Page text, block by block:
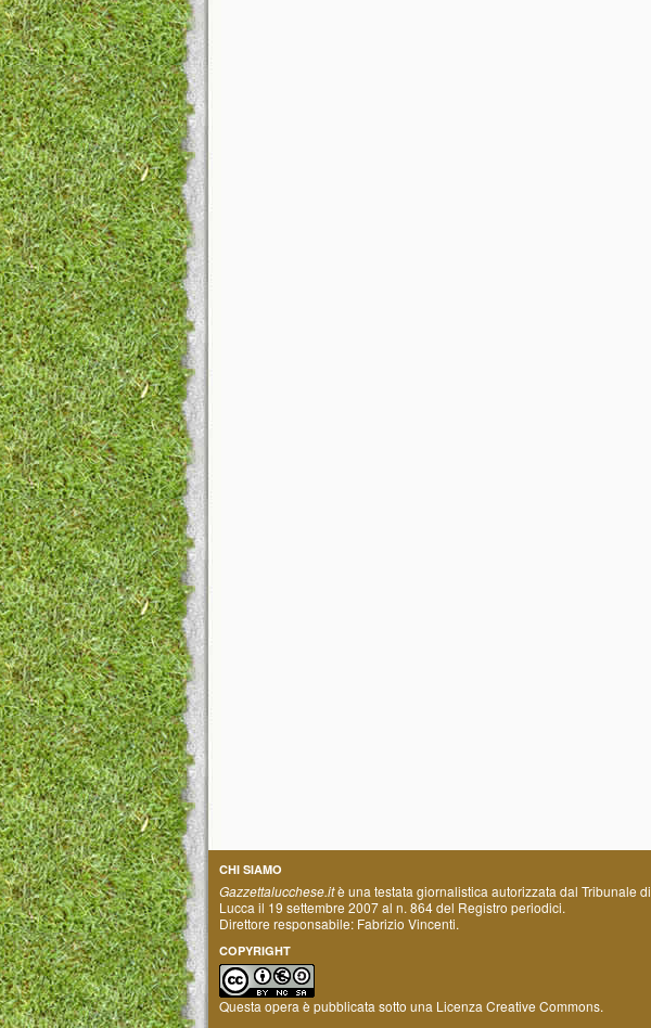
CHI SIAMO
Gazzettalucchese.itè una testata giornalistica autorizzata dal Tribunale di
Lucca il 19 settembre 2007 al n. 864 del Registro periodici.
Direttore responsabile: Fabrizio Vincenti.
COPYRIGHT
Questa opera è pubblicata sotto una Licenza Creative Commons.